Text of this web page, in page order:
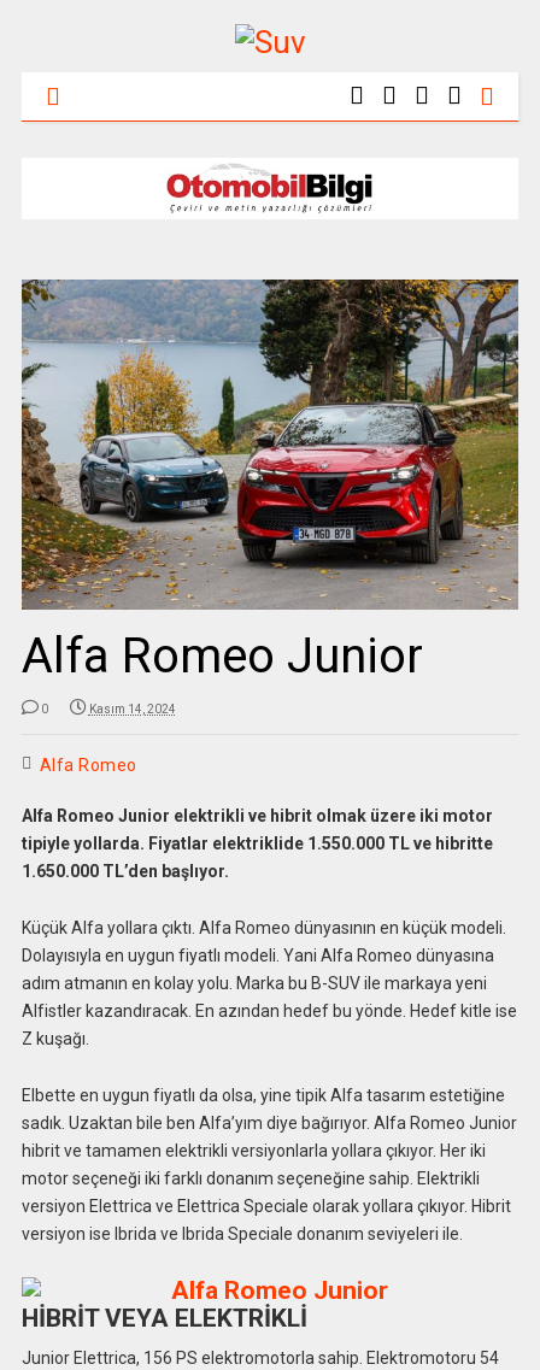
Alfa Romeo Junior
0 Kasım 14, 2024
Alfa Romeo
Alfa Romeo Junior elektrikli ve hibrit olmak üzere iki motor
tipiyle yollarda. Fiyatlar elektriklide 1.550.000 TL ve hibritte
1.650.000 TL’den başlıyor.
Küçük Alfa yollara çıktı. Alfa Romeo dünyasının en küçük modeli.
Dolayısıyla en uygun fiyatlı modeli. Yani Alfa Romeo dünyasına
adım atmanın en kolay yolu. Marka bu B-SUV ile markaya yeni
Alfistler kazandıracak. En azından hedef bu yönde. Hedef kitle ise
Z kuşağı.
Elbette en uygun fiyatlı da olsa, yine tipik Alfa tasarım estetiğine
sadık. Uzaktan bile ben Alfa’yım diye bağırıyor. Alfa Romeo Junior
hibrit ve tamamen elektrikli versiyonlarla yollara çıkıyor. Her iki
motor seçeneği iki farklı donanım seçeneğine sahip. Elektrikli
versiyon Elettrica ve Elettrica Speciale olarak yollara çıkıyor. Hibrit
versiyon ise Ibrida ve Ibrida Speciale donanım seviyeleri ile.
HİBRİT VEYA ELEKTRİKLİ
Junior Elettrica, 156 PS elektromotorla sahip. Elektromotoru 54